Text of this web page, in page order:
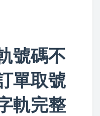
號碼不
單取號
軌完整